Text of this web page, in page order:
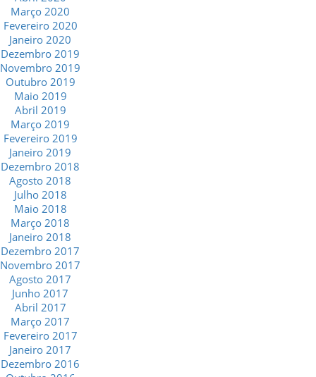
Março 2020
Fevereiro 2020
Janeiro 2020
Dezembro 2019
Novembro 2019
Outubro 2019
Maio 2019
Abril 2019
Março 2019
Fevereiro 2019
Janeiro 2019
Dezembro 2018
Agosto 2018
Julho 2018
Maio 2018
Março 2018
Janeiro 2018
Dezembro 2017
Novembro 2017
Agosto 2017
Junho 2017
Abril 2017
Março 2017
Fevereiro 2017
Janeiro 2017
Dezembro 2016